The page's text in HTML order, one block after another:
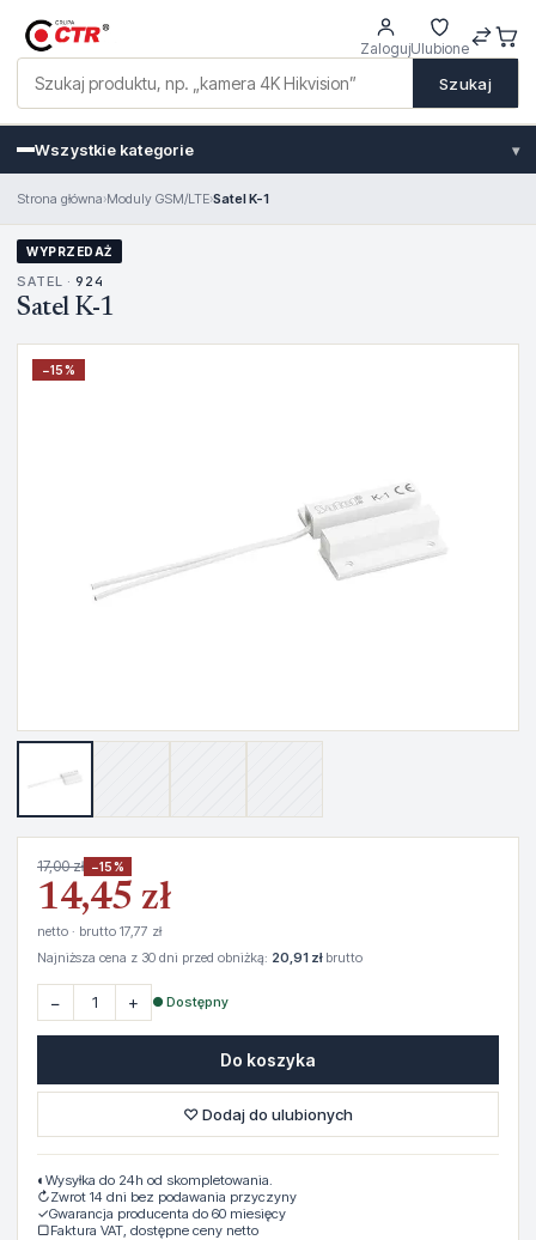
Szukaj
ZalogujUlubione
Wszystkie kategorie ▾
Strona główna›Moduly GSM/LTE›Satel K-1
WYPRZEDAŻ
SATEL · 924
Satel K-1
−15%
17,00 zł −15%
14,45 zł
netto · brutto 17,77 zł
Najniższa cena z 30 dni przed obniżką: 20,91 złbrutto
− + ● Dostępny
Do koszyka
♡ Dodaj do ulubionych
◐ Wysyłka do 24h od skompletowania.
↻Zwrot 14 dni bez podawania przyczyny
✓Gwarancja producenta do 60 miesięcy
▢Faktura VAT, dostępne ceny netto